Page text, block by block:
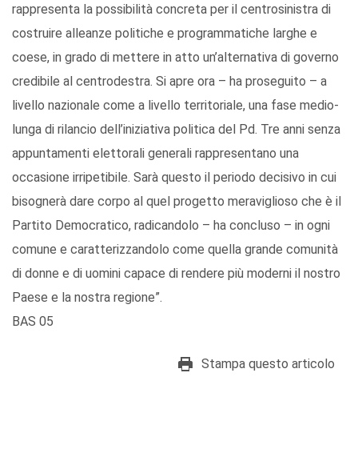
rappresenta la possibilità concreta per il centrosinistra di
costruire alleanze politiche e programmatiche larghe e
coese, in grado di mettere in atto un’alternativa di governo
credibile al centrodestra. Si apre ora – ha proseguito – a
livello nazionale come a livello territoriale, una fase medio-
lunga di rilancio dell’iniziativa politica del Pd. Tre anni senza
appuntamenti elettorali generali rappresentano una
occasione irripetibile. Sarà questo il periodo decisivo in cui
bisognerà dare corpo al quel progetto meraviglioso che è il
Partito Democratico, radicandolo – ha concluso – in ogni
comune e caratterizzandolo come quella grande comunità
di donne e di uomini capace di rendere più moderni il nostro
Paese e la nostra regione”.
BAS 05
Stampa questo articolo